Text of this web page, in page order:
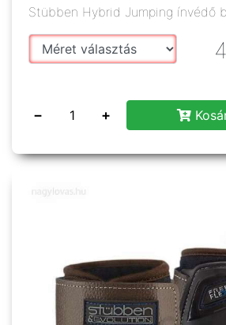
Stübben Hybrid Jumping ínvédő
− +